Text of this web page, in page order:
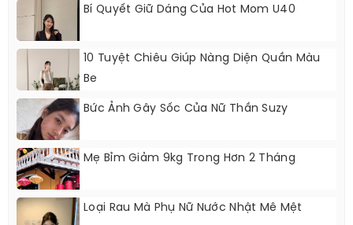
Bí Quyết Giữ Dáng Của Hot Mom U40
10 Tuyệt Chiêu Giúp Nàng Diện Quần Màu
Be
Bức Ảnh Gây Sốc Của Nữ Thần Suzy
Mẹ Bỉm Giảm 9kg Trong Hơn 2 Tháng
Loại Rau Mà Phụ Nữ Nước Nhật Mê Mệt